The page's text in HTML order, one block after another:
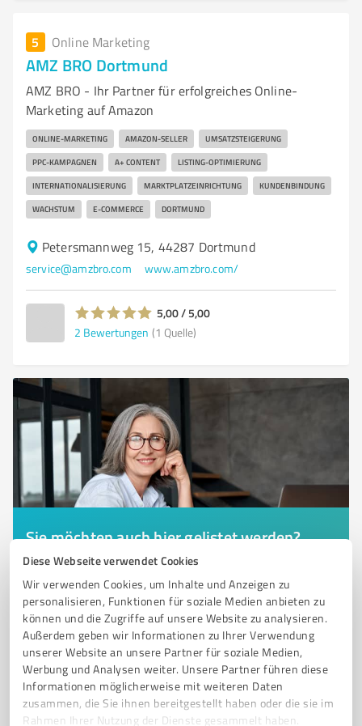
Diese Webseite verwendet Cookies
Wir verwenden Cookies, um Inhalte und Anzeigen zu
personalisieren, Funktionen für soziale Medien anbieten zu
können und die Zugriffe auf unsere Website zu analysieren.
Außerdem geben wir Informationen zu Ihrer Verwendung
unserer Website an unsere Partner für soziale Medien,
Werbung und Analysen weiter. Unsere Partner führen diese
Informationen möglicherweise mit weiteren Daten
zusammen, die Sie ihnen bereitgestellt haben oder die sie im
Rahmen Ihrer Nutzung der Dienste gesammelt haben.
5 Online Marketing
AMZ BRO Dortmund
AMZ BRO - Ihr Partner für erfolgreiches Online-
Marketing auf Amazon
ONLINE-MARKETING AMAZON-SELLER UMSATZSTEIGERUNG
PPC-KAMPAGNEN A+ CONTENT LISTING-OPTIMIERUNG
INTERNATIONALISIERUNG MARKTPLATZEINRICHTUNG KUNDENBINDUNG
WACHSTUM E-COMMERCE DORTMUND
Petersmannweg 15, 44287 Dortmund
service@amzbro.com www.amzbro.com/
5,00 / 5,00
2 Bewertungen (1 Quelle)
Sie möchten auch hier gelistet werden?
Registrieren Sie sich jetzt und werden Sie ein von
Kunden empfohlener ProvenExpert!
6 Online Marketing
SEO Agentur - Koke Digital GmbH
Suchmaschinenoptimierung